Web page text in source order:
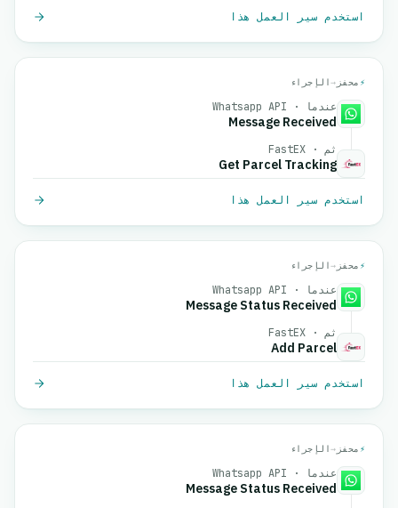
استخدم سير العمل هذا
⚡ محفز →الإجراء
عندما · Whatsapp API
Message Received
ثم · FastEX
Get Parcel Tracking
استخدم سير العمل هذا
⚡ محفز →الإجراء
عندما · Whatsapp API
Message Status Received
ثم · FastEX
Add Parcel
استخدم سير العمل هذا
⚡ محفز →الإجراء
عندما · Whatsapp API
Message Status Received